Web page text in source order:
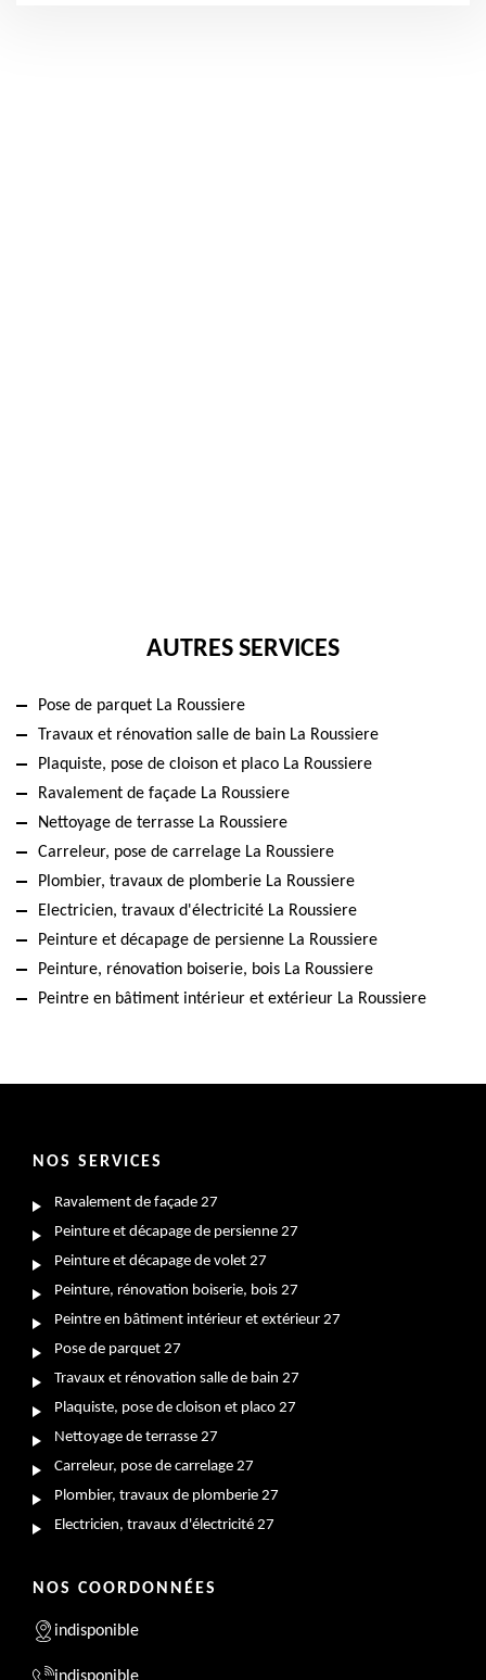
AUTRES SERVICES
Pose de parquet La Roussiere
Travaux et rénovation salle de bain La Roussiere
Plaquiste, pose de cloison et placo La Roussiere
Ravalement de façade La Roussiere
Nettoyage de terrasse La Roussiere
Carreleur, pose de carrelage La Roussiere
Plombier, travaux de plomberie La Roussiere
Electricien, travaux d'électricité La Roussiere
Peinture et décapage de persienne La Roussiere
Peinture, rénovation boiserie, bois La Roussiere
Peintre en bâtiment intérieur et extérieur La Roussiere
NOS SERVICES
Ravalement de façade 27
Peinture et décapage de persienne 27
Peinture et décapage de volet 27
Peinture, rénovation boiserie, bois 27
Peintre en bâtiment intérieur et extérieur 27
Pose de parquet 27
Travaux et rénovation salle de bain 27
Plaquiste, pose de cloison et placo 27
Nettoyage de terrasse 27
Carreleur, pose de carrelage 27
Plombier, travaux de plomberie 27
Electricien, travaux d'électricité 27
NOS COORDONNÉES
indisponible